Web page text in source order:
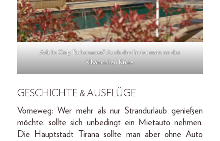
Adults Only Ruheoasen? Auch das findet man an der
Albanischen Küste.
GESCHICHTE & AUSFLÜGE
Vorneweg: Wer mehr als nur Strandurlaub genießen
möchte, sollte sich unbedingt ein Mietauto nehmen.
Die Hauptstadt Tirana sollte man aber ohne Auto